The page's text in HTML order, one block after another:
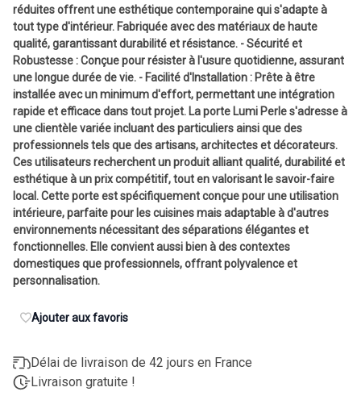
réduites offrent une esthétique contemporaine qui s'adapte à
tout type d'intérieur. Fabriquée avec des matériaux de haute
qualité, garantissant durabilité et résistance. - Sécurité et
Robustesse : Conçue pour résister à l'usure quotidienne, assurant
une longue durée de vie. - Facilité d'Installation : Prête à être
installée avec un minimum d'effort, permettant une intégration
rapide et efficace dans tout projet. La porte Lumi Perle s'adresse à
une clientèle variée incluant des particuliers ainsi que des
professionnels tels que des artisans, architectes et décorateurs.
Ces utilisateurs recherchent un produit alliant qualité, durabilité et
esthétique à un prix compétitif, tout en valorisant le savoir-faire
local. Cette porte est spécifiquement conçue pour une utilisation
intérieure, parfaite pour les cuisines mais adaptable à d'autres
environnements nécessitant des séparations élégantes et
fonctionnelles. Elle convient aussi bien à des contextes
domestiques que professionnels, offrant polyvalence et
personnalisation.
Ajouter aux favoris
Délai de livraison de 42 jours en France
Livraison gratuite !